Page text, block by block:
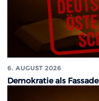
6. AUGUST 2026
Demokratie als Fassade